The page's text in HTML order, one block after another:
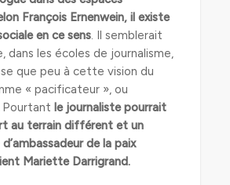
François Ernenwein, il existe
en ce sens. Il semblerait
dans les écoles de journalisme,
que peu à cette vision du
« pacificateur », ou
Pourtant le journaliste pourrait
au terrain différent et un
de la paix
Mariette Darrigrand.